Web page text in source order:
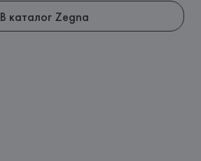
В каталог Zegna